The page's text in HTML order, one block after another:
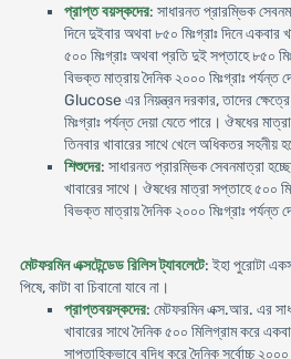
প্রাপ্ত বয়স্কদের: সাধারনত প্রারম্ভিক
দিনে দুইবার অথবা ৮৫০ মিঃগ্রাঃ দিনে একবার
৫০০ মিঃগ্রাঃ অথবা প্রতি দুই সপ্তাহে ৮৫০
বিভক্ত মাত্রায় দৈনিক ২০০০ মিঃগ্রাঃ পর্যন্ত
Glucose এর নিয়ন্ত্রন দরকার, তাদের ক্ষেত্রে
মিঃগ্রাঃ পর্যন্ত দেয়া যেতে পারে। ঔষধের
তিনবার খাবারের সাথে খেলে অধিকতর সহনীয়
শিশুদের: সাধারনত প্রারম্ভিক সেবনমাত্রা
খাবারের সাথে। ঔষধের মাত্রা সপ্তাহে ৫০০
বিভক্ত মাত্রায় দৈনিক ২০০০ মিঃগ্রাঃ পর্যন্ত
মেটফরমিন এক্সটেন্ডেড রিলিস ট্যাবলেটে: ইহা পুরোটা
পিষে, কাটা বা চিবানো যাবে না।
প্রাপ্তবয়স্কদের: মেটফরমিন এক্স.আর. এর
খাবারের সাথে দৈনিক ৫০০ মিলিগ্রাম করে
সাপ্তাহিকভাবে বৃদ্ধি করে দৈনিক সর্বোচ্চ